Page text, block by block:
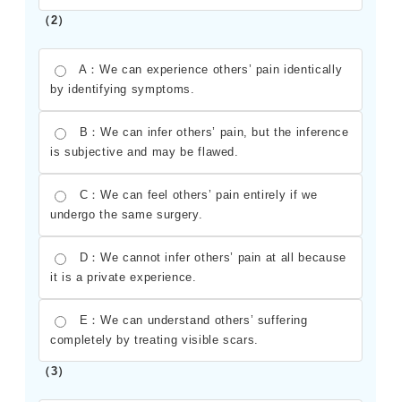
（2）
A：We can experience others’ pain identically
by identifying symptoms.
B：We can infer others’ pain, but the inference
is subjective and may be flawed.
C：We can feel others’ pain entirely if we
undergo the same surgery.
D：We cannot infer others’ pain at all because
it is a private experience.
E：We can understand others’ suffering
completely by treating visible scars.
（3）